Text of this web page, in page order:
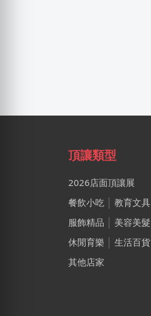
頂讓類型
2026店面頂讓展
餐飲小吃
教育文具
服飾精品
美容美髮
休閒育樂
生活百貨
其他店家